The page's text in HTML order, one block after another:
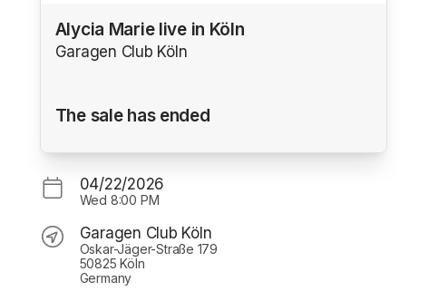
Alycia Marie live in Köln
Garagen Club Köln
The sale has ended
04/22/2026
Wed 8:00 PM
Garagen Club Köln
Oskar-Jäger-Straße 179
50825 Köln
Germany